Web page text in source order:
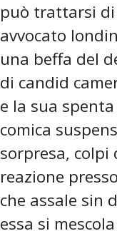
può trattarsi
avvocato
una beffa del
di candid
e la sua
comica
sorpresa, colpi
reazione
che assale sin
essa si